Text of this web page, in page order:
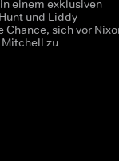
einem exklusiven
und Liddy
Chance, sich vor
zu